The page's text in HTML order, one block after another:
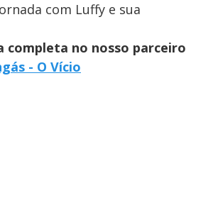
com Luffy e sua
completa no nosso parceiro
- O Vício